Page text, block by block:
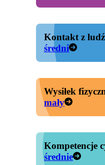
Kontakt z
średni
Wysiłek
mały
Kompetencje
średnie